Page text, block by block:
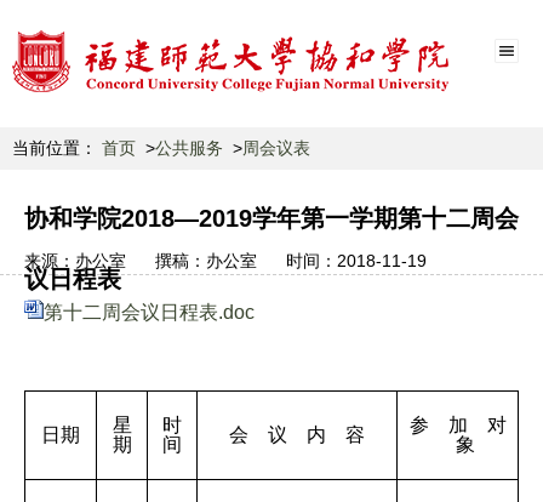
当前位置： 首页 公共服务 周会议表
协和学院2018—2019学年第一学期第十二周会
议日程表
来源： 办公室 撰稿： 办公室 时间： 2018-11-19
第十二周会议日程表.doc
日期
星
期
时
间
会 议 内 容
参 加 对
象